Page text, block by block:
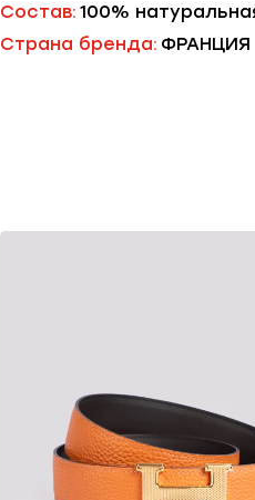
Состав: 100%
Страна бренда: ФРАНЦИЯ